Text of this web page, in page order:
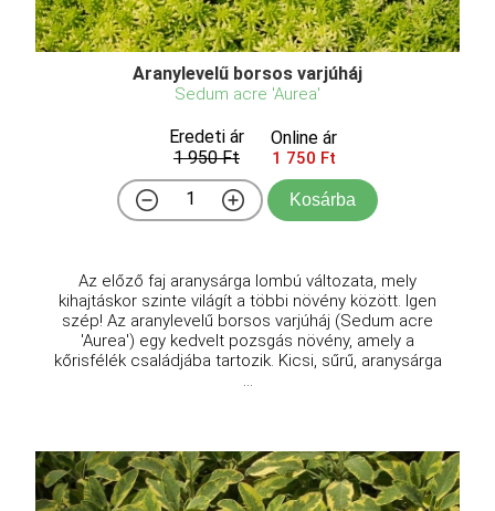
Aranylevelű borsos varjúháj
Sedum acre 'Aurea'
Eredeti ár
1 950 Ft
Online ár
1 750 Ft
Kosárba
Az előző faj aranysárga lombú változata, mely
kihajtáskor szinte világít a többi növény között. Igen
szép! Az aranylevelű borsos varjúháj (Sedum acre
'Aurea') egy kedvelt pozsgás növény, amely a
kőrisfélék családjába tartozik. Kicsi, sűrű, aranysárga
...